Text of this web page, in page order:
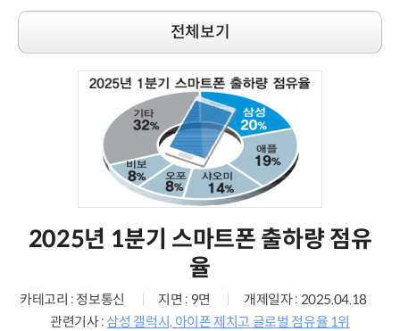
전체보기
2025년 1분기 스마트폰 출하량 점유
율
카테고리 : 정보통신 지면 : 9면
개제일자 : 2025.04.18
관련기사 : 삼성 갤럭시, 아이폰 제치고 글로벌 점유율 1위